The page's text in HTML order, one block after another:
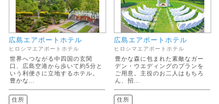
広島エアポートホテル
ヒロシマエアポートホテル
世界へつながる中四国の玄関
口、広島空港から歩いて約5分と
いう利便さに立地するホテル。
豊かな...
住所
広島エアポートホテル
ヒロシマエアポートホテル
豊かな森に包まれた素敵なガー
デン・ウエディングのプランを
ご用意。主役のお二人はもちろ
ん、招...
住所